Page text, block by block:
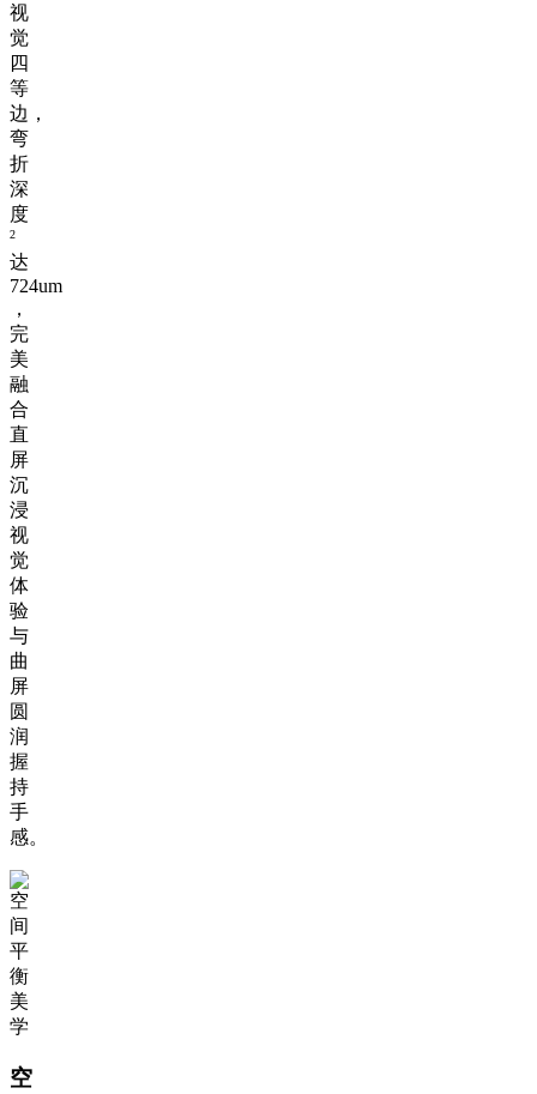
视
觉
四
等
边，
弯
折
深
度
2
达
724um
，
完
美
融
合
直
屏
沉
浸
视
觉
体
验
与
曲
屏
圆
润
握
持
手
感。
空